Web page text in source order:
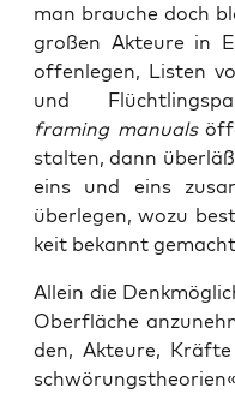
man brau­che doch
gro­ßen Akteu­re in
offen­le­gen, Lis­ten
und
framing manu­als
stal­ten, dann
eins und eins
über­le­gen, wozu
keit bekannt
Allein die
Ober­flä­che
den, Akteu­re,